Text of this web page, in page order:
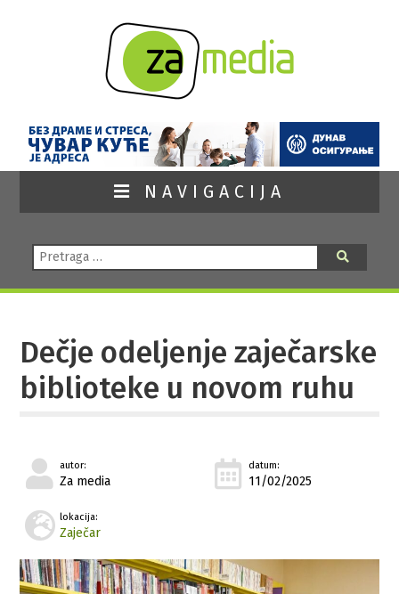
NAVIGACIJA
Pretraga:
Dečje odeljenje zaječarske
biblioteke u novom ruhu
autor:
Za media
datum:
11/02/2025
lokacija:
Zaječar